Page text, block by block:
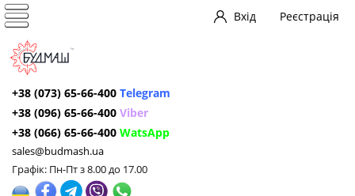
Вхід Реєстрація
+38 (073) 65-66-400 Telegram
+38 (096) 65-66-400 Viber
+38 (066) 65-66-400 WatsApp
sales@budmash.ua
Графік: Пн-Пт з 8.00 до 17.00